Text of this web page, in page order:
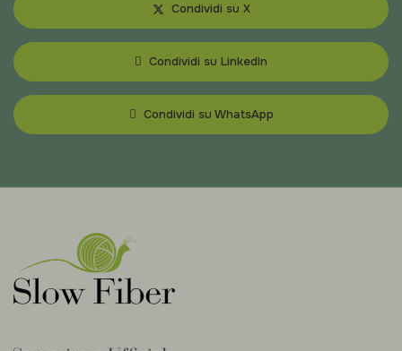
Condividi su X
Condividi su LinkedIn
Condividi su WhatsApp